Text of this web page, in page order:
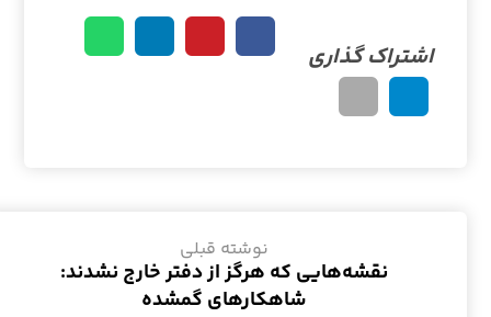
نوشته قبلی
نقشه‌هایی که هرگز از دفتر خارج نشدند:
شاهکارهای گمشده